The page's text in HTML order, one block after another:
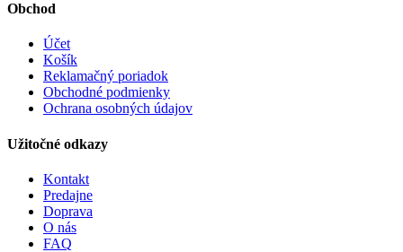
Obchod
Účet
Košík
Reklamačný poriadok
Obchodné podmienky
Ochrana osobných údajov
Užitočné odkazy
Kontakt
Predajne
Doprava
O nás
FAQ